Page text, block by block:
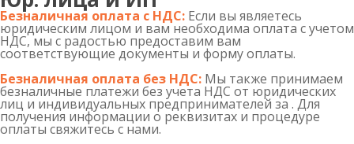
Безналичная оплата с НДС: Если вы являетесь
юридическим лицом и вам необходима оплата с учетом
НДС, мы с радостью предоставим вам
соответствующие документы и форму оплаты.
Безналичная оплата без НДС: Мы также принимаем
безналичные платежи без учета НДС от юридических
лиц и индивидуальных предпринимателей за . Для
получения информации о реквизитах и процедуре
оплаты свяжитесь с нами.